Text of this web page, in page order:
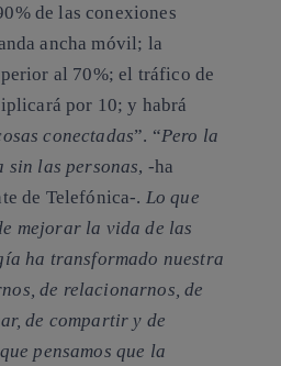
de las conexiones
ancha móvil; la
al 70%; el tráfico de
por 10; y habrá
conectadas”. “Pero la
sin las personas, -ha
de Telefónica-. Lo que
mejorar la vida de las
ha transformado nuestra
de relacionarnos, de
de compartir y de
pensamos que la